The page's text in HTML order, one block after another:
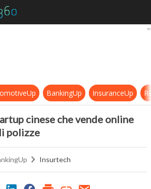
Zhong An, la startup cinese che
BankingUp InsuranceUp
cinese che vende online
polizze
Insurtech